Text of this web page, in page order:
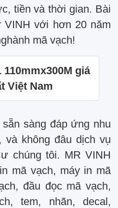
tiền và thời gian. Bài
VINH với hơn 20 năm
mã vạch!
110mmx300M giá
Việt Nam
sàng đáp ứng nhu
và không đâu dịch vụ
chúng tôi. MR VINH
mã vạch, máy in mã
đầu đọc mã vạch,
tem, nhãn, decal,